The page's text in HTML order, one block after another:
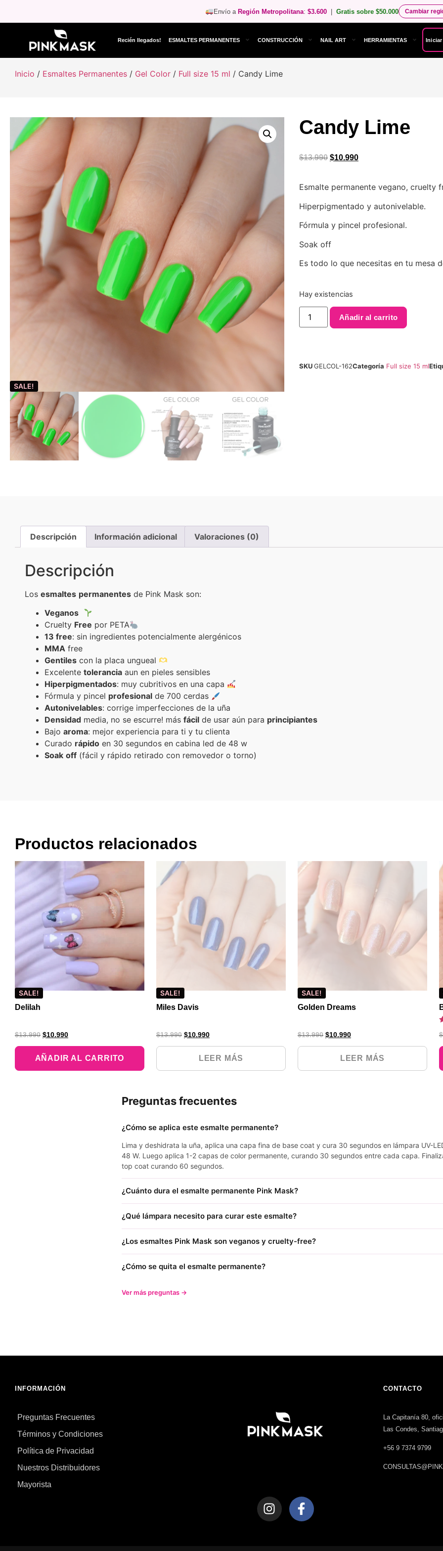
Envío aRegión Metropolitana:$3.600 |Gratis sobre $50.000 Cambiar
Recién llegados! ESMALTES PERMANENTES CONSTRUCCIÓN NAIL ART HERRAMIENTAS
Inicio / Esmaltes Permanentes / Gel Color / Full size 15 ml / Candy Lime
SALE!
Candy Lime
$13.990 $10.990
Esmalte permanente vegano, cruelty
Hiperpigmentado y autonivelable.
Fórmula y pincel profesional.
Soak off
Es todo lo que necesitas en tu mesa
Hay existencias
Añadir al carrito
SKUGELCOL-162Categoría Full size 15 ml
Descripción Información adicional Valoraciones (0)
Descripción
Los esmaltes permanentes de Pink Mask son:
Veganos
Cruelty Free por PETA
13 free: sin ingredientes potencialmente alergénicos
MMA free
Gentiles con la placa ungueal
Excelente tolerancia aun en pieles sensibles
Hiperpigmentados: muy cubritivos en una capa
Fórmula y pincel profesional de 700 cerdas
Autonivelables: corrige imperfecciones de la uña
Densidad media, no se escurre! más fácil de usar aún para principiantes
Bajo aroma: mejor experiencia para ti y tu clienta
Curado rápido en 30 segundos en cabina led de 48 w
Soak off (fácil y rápido retirado con removedor o torno)
Productos relacionados
SALE!
Delilah
$13.990 $10.990
AÑADIR AL CARRITO
SALE!
Miles Davis
$13.990 $10.990
LEER MÁS
SALE!
Golden Dreams
$13.990 $10.990
LEER MÁS
$
Preguntas frecuentes
¿Cómo se aplica este esmalte permanente?
Lima y deshidrata la uña, aplica una capa fina de base coat y cura 30 segundos en lámpara UV-
48 W. Luego aplica 1-2 capas de color permanente, curando 30 segundos entre cada capa.
top coat curando 60 segundos.
¿Cuánto dura el esmalte permanente Pink Mask?
¿Qué lámpara necesito para curar este esmalte?
¿Los esmaltes Pink Mask son veganos y cruelty-free?
¿Cómo se quita el esmalte permanente?
Ver más preguntas →
INFORMACIÓN
Preguntas Frecuentes
Términos y Condiciones
Política de Privacidad
Nuestros Distribuidores
Mayorista
CONTACTO
La Capitanía 80,
Las Condes,
+56 9 7374 9799